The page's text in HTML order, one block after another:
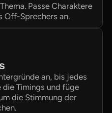
Passe Charaktere
Off-Sprechers an.
an, bis jedes
Timings und füge
die Stimmung der